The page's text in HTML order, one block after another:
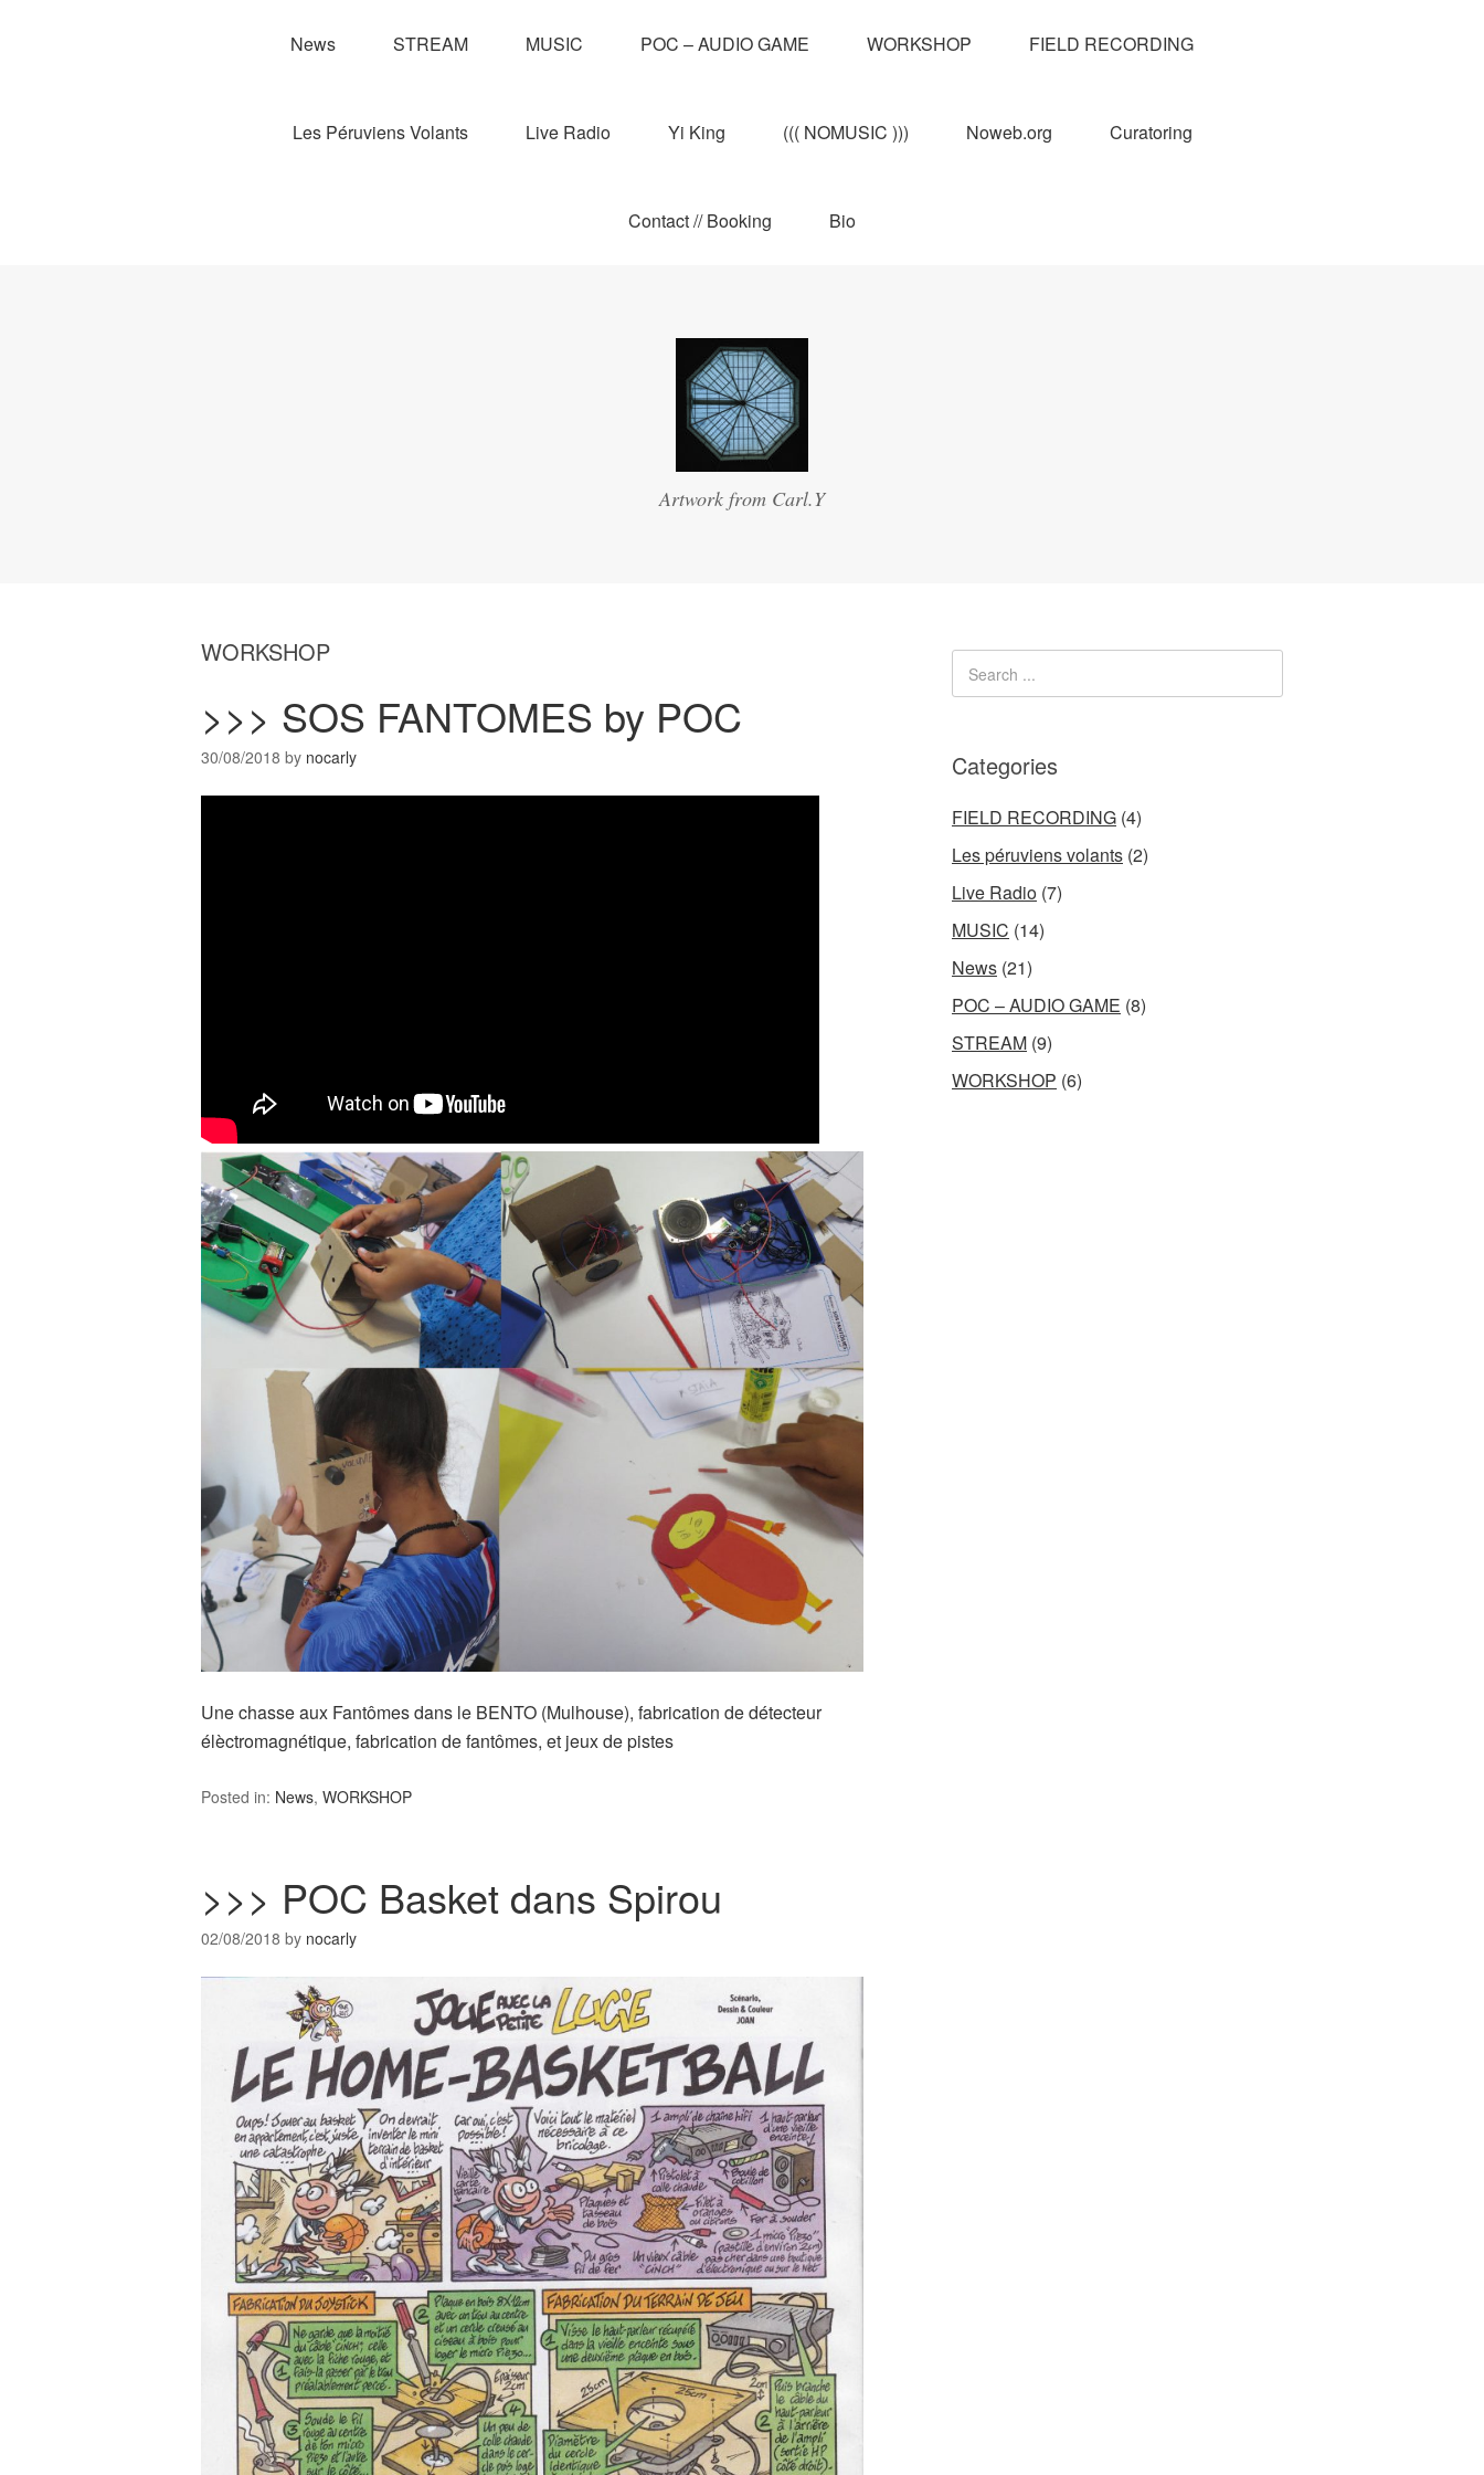
News STREAM MUSIC POC – AUDIO GAME WORKSHOP FIELD RECORDING
Les Péruviens Volants Live Radio Yi King ((( NOMUSIC ))) Noweb.org Curatoring
Contact // Booking Bio
Artwork from Carl.Y
WORKSHOP
>>> SOS FANTOMES by POC
30/08/2018 by nocarly
Une chasse aux Fantômes dans le BENTO (Mulhouse), fabrication de détecteur
élèctromagnétique, fabrication de fantômes, et jeux de pistes
Posted in: News, WORKSHOP
>>> POC Basket dans Spirou
02/08/2018 by nocarly
Categories
FIELD RECORDING (4)
Les péruviens volants (2)
Live Radio (7)
MUSIC (14)
News (21)
POC – AUDIO GAME (8)
STREAM (9)
WORKSHOP (6)